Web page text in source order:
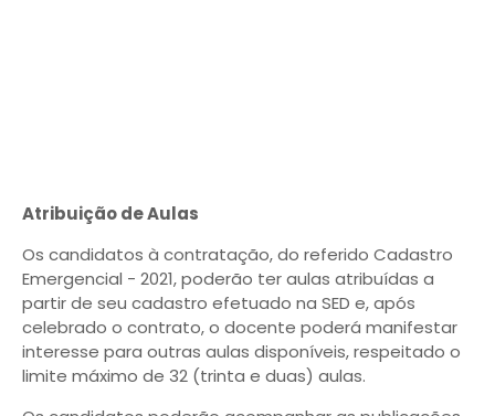
Atribuição de Aulas
Os candidatos à contratação, do referido Cadastro
Emergencial - 2021, poderão ter aulas atribuídas a
partir de seu cadastro efetuado na SED e, após
celebrado o contrato, o docente poderá manifestar
interesse para outras aulas disponíveis, respeitado o
limite máximo de 32 (trinta e duas) aulas.